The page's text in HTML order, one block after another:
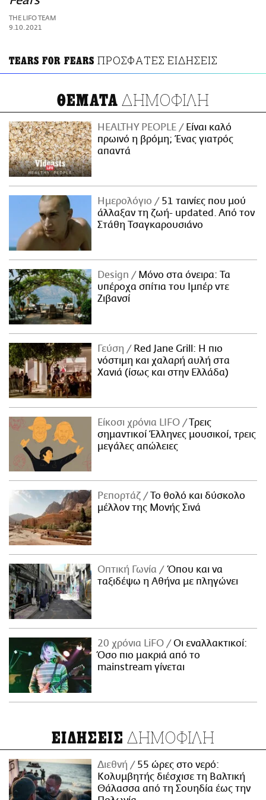
ΑΜΠΑ
PRINT
THE LIFO TEAM
9.10.2021
TEARS FOR FEARS ΠΡΟΣΦΑΤΕΣ ΕΙΔΗΣΕΙΣ
ΘΕΜΑΤΑ ΔΗΜΟΦΙΛΗ
HEALTHY PEOPLE
Είναι καλό
πρωινό η βρόμη; Ένας γιατρός
απαντά
Ημερολόγιο
51 ταινίες που μού
άλλαξαν τη ζωή- updated. Aπό τον
Στάθη Τσαγκαρουσιάνο
Design
Μόνο στα όνειρα: Τα
υπέροχα σπίτια του Ιμπέρ ντε
Ζιβανσί
Γεύση
Red Jane Grill: Η πιο
νόστιμη και χαλαρή αυλή στα
Χανιά (ίσως και στην Ελλάδα)
Είκοσι χρόνια LIFO
Tρεις
σημαντικοί Έλληνες μουσικοί, τρεις
μεγάλες απώλειες
Ρεπορτάζ
Το θολό και δύσκολο
μέλλον της Μονής Σινά
Οπτική Γωνία
Όπου και να
ταξιδέψω η Αθήνα με πληγώνει
20 χρόνια LiFO
Οι εναλλακτικοί:
Όσο πιο μακριά από το
mainstream γίνεται
ΕΙΔΗΣΕΙΣ ΔΗΜΟΦΙΛΗ
Διεθνή
55 ώρες στο νερό:
Κολυμβητής διέσχισε τη Βαλτική
Θάλασσα από τη Σουηδία έως την